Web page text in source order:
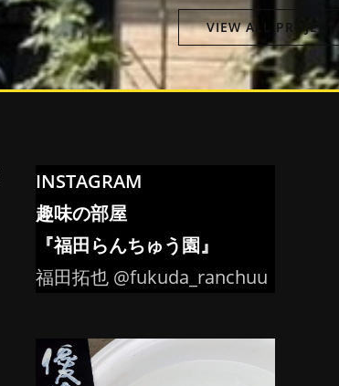
VIEW ALL PROJECTS
INSTAGRAM
趣味の部屋
『福田らんちゅう園』
福田拓也 @fukuda_ranchuu